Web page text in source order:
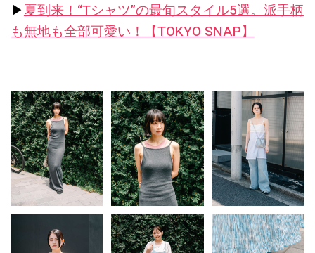
▶︎夏到来！“Tシャツ”の最旬スタイル5選。派手柄
も無地も全部可愛い！【TOKYO SNAP】